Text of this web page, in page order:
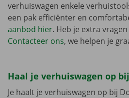
verhuiswagen enkele
een pak efficiënter en
aanbod hier. Heb je extra
Contacteer ons, we helpen je
Haal je verhuiswagen op
Je haalt je verhuiswagen op bij